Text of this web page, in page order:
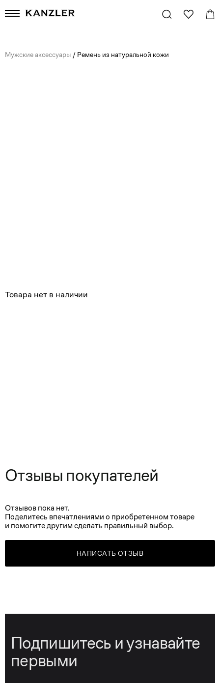
Мужские аксессуары / Ремень из натуральной кожи
Товара нет в наличии
Отзывы покупателей
Отзывов пока нет.
Поделитесь впечатлениями о приобретенном товаре
и помогите другим сделать правильный выбор.
НАПИСАТЬ ОТЗЫВ
Подпишитесь и узнавайте
первыми